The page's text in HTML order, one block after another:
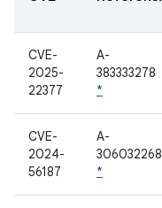
CVE-
2025-
22377
A-
383333278
*
CVE-
2024-
56187
A-
306032268
*